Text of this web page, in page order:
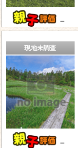
－
現地未調査
－